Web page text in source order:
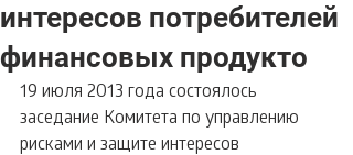
интересов потребителей
финансовых продукто
19 июля 2013 года состоялось
заседание Комитета по управлению
рисками и защите интересов